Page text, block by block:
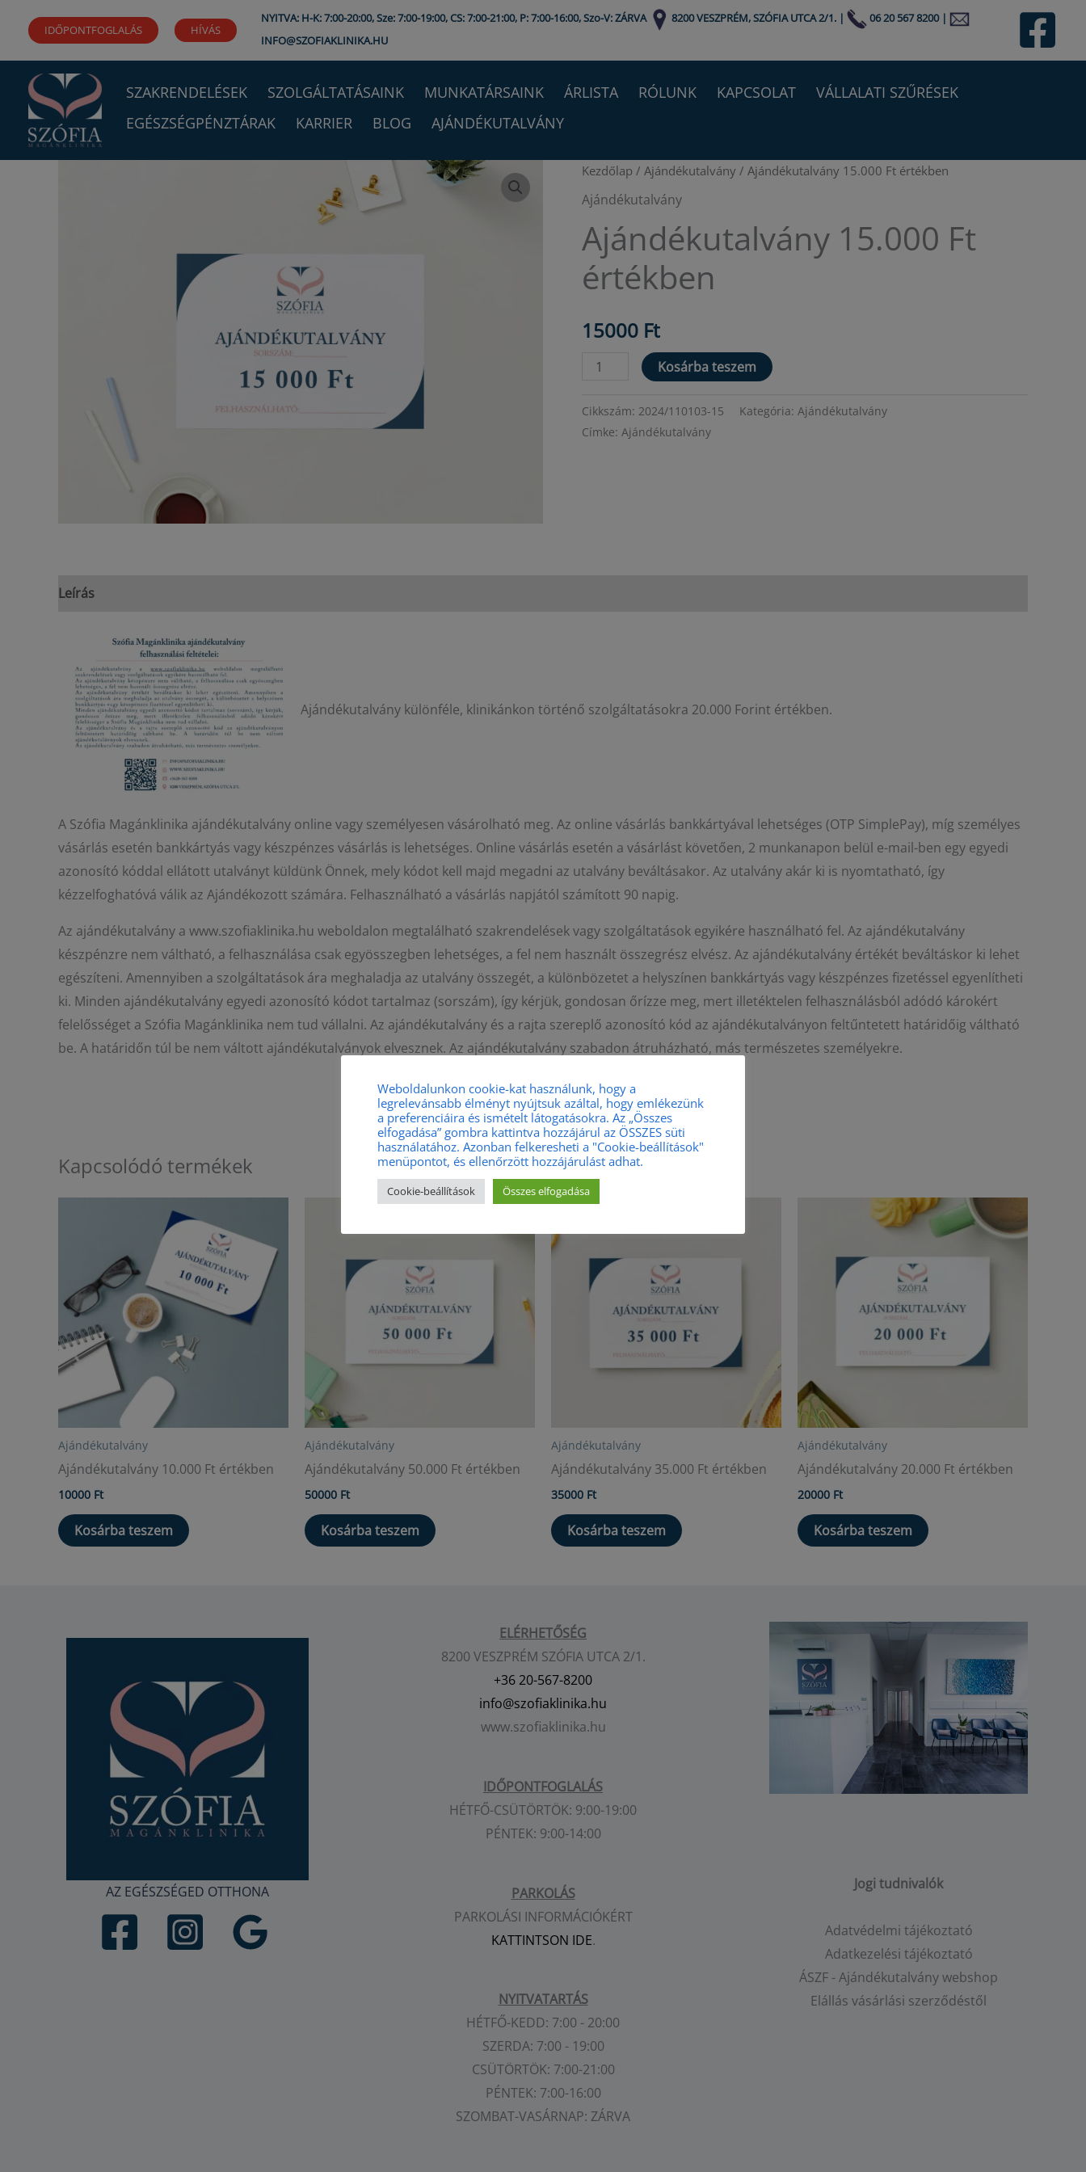
tartalomra
IDŐPONTFOGLALÁS HÍVÁS
NYITVA: H-K: 7:00-20:00, Sze: 7:00-19:00, CS: 7:00-21:00, P: 7:00-16:00, Szo-V: ZÁRVA 8200 VESZPRÉM, SZÓFIA UTCA 2/1. | 06 20 567 8200|
INFO@SZOFIAKLINIKA.HU
SZAKRENDELÉSEK SZOLGÁLTATÁSAINK MUNKATÁRSAINK ÁRLISTA RÓLUNK KAPCSOLAT
VÁLLALATI SZŰRÉSEK
EGÉSZSÉGPÉNZTÁRAK
KARRIER BLOG AJÁNDÉKUTALVÁNY
Kezdőlap / Ajándékutalvány / Ajándékutalvány 15.000 Ft értékben
Ajándékutalvány
Ajándékutalvány 15.000 Ft
értékben
15000 Ft
Ajándékutalvány
Ft
értékben
Kosárba teszem
Cikkszám: 2024/110103-15 Kategória: Ajándékutalvány
Címke: Ajándékutalvány
Leírás
Ajándékutalvány különféle, klinikánkon történő szolgáltatásokra 20.000 Forint értékben.
A Szófia Magánklinika ajándékutalvány online vagy személyesen vásárolható meg. Az online vásárlás bankkártyával lehetséges (OTP SimplePay), míg személyes
vásárlás esetén bankkártyás vagy készpénzes vásárlás is lehetséges. Online vásárlás esetén a vásárlást követően, 2 munkanapon belül e-mail-ben egy egyedi
azonosító kóddal ellátott utalványt küldünk Önnek, mely kódot kell majd megadni az utalvány beváltásakor. Az utalvány akár ki is nyomtatható, így
kézzelfoghatóvá válik az Ajándékozott számára. Felhasználható a vásárlás napjától számított 90 napig.
Az ajándékutalvány a www.szofiaklinika.hu weboldalon megtalálható szakrendelések vagy szolgáltatások egyikére használható fel. Az ajándékutalvány
készpénzre nem váltható, a felhasználása csak egyösszegben lehetséges, a fel nem használt összegrész elvész. Az ajándékutalvány értékét beváltáskor ki lehet
egészíteni. Amennyiben a szolgáltatások ára meghaladja az utalvány összegét, a különbözetet a helyszínen bankkártyás vagy készpénzes fizetéssel egyenlítheti
ki. Minden ajándékutalvány egyedi azonosító kódot tartalmaz (sorszám), így kérjük, gondosan őrízze meg, mert illetéktelen felhasználásból adódó károkért
felelősséget a Szófia Magánklinika nem tud vállalni. Az ajándékutalvány és a rajta szereplő azonosító kód az ajándékutalványon feltűntetett határidőig váltható
be. A határidőn túl be nem váltott ajándékutalványok elvesznek. Az ajándékutalvány szabadon átruházható, más természetes személyekre.
Kapcsolódó termékek
Ajándékutalvány
Ajándékutalvány 10.000 Ft értékben
10000 Ft
Kosárba teszem
Ajándékutalvány
Ajándékutalvány 50.000 Ft értékben
50000 Ft
Kosárba teszem
Ajándékutalvány
Ajándékutalvány 35.000 Ft értékben
35000 Ft
Kosárba teszem
Ajándékutalvány
Ajándékutalvány 20.000 Ft értékben
20000 Ft
Kosárba teszem
AZ EGÉSZSÉGED OTTHONA
ELÉRHETŐSÉG
8200 VESZPRÉM SZÓFIA UTCA 2/1.
+36 20-567-8200
info@szofiaklinika.hu
www.szofiaklinika.hu
IDŐPONTFOGLALÁS
HÉTFŐ-CSÜTÖRTÖK: 9:00-19:00
PÉNTEK: 9:00-14:00
PARKOLÁS
PARKOLÁSI INFORMÁCIÓKÉRT
KATTINTSON IDE.
NYITVATARTÁS
HÉTFŐ-KEDD: 7:00 - 20:00
SZERDA: 7:00 - 19:00
CSÜTÖRTÖK: 7:00-21:00
PÉNTEK: 7:00-16:00
SZOMBAT-VASÁRNAP: ZÁRVA
Jogi tudnivalók
Adatvédelmi tájékoztató
Adatkezelési tájékoztató
ÁSZF - Ajándékutalvány webshop
Elállás vásárlási szerződéstől
Weboldalunkon cookie-kat használunk, hogy a
legrelevánsabb élményt nyújtsuk azáltal, hogy emlékezünk
a preferenciáira és ismételt látogatásokra. Az „Összes
elfogadása” gombra kattintva hozzájárul az ÖSSZES süti
használatához. Azonban felkeresheti a "Cookie-beállítások"
menüpontot, és ellenőrzött hozzájárulást adhat.
Cookie-beállítások Összes elfogadása